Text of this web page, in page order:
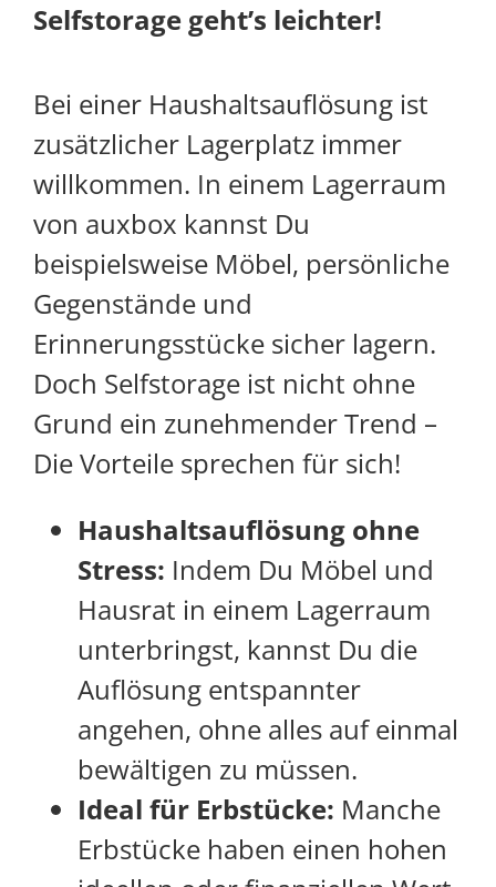
Selfstorage geht’s leichter!
Bei einer Haushaltsauflösung ist
zusätzlicher Lagerplatz immer
willkommen. In einem Lagerraum
von auxbox kannst Du
beispielsweise Möbel, persönliche
Gegenstände und
Erinnerungsstücke sicher lagern.
Doch Selfstorage ist nicht ohne
Grund ein zunehmender Trend –
Die Vorteile sprechen für sich!
Haushaltsauflösung ohne
Stress: Indem Du Möbel und
Hausrat in einem Lagerraum
unterbringst, kannst Du die
Auflösung entspannter
angehen, ohne alles auf einmal
bewältigen zu müssen.
Ideal für Erbstücke: Manche
Erbstücke haben einen hohen